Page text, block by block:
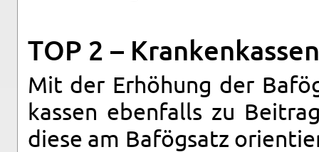
TOP 2 –
Mit der Er­hö­hung der
kas­sen eben­falls zu
diese am Bafög­satz